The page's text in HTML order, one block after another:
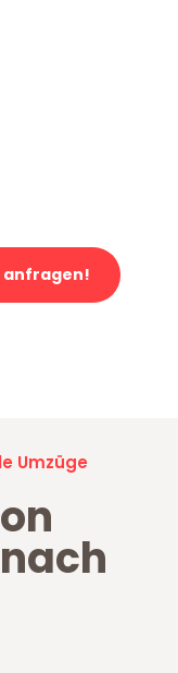
anfragen!
Umzüge